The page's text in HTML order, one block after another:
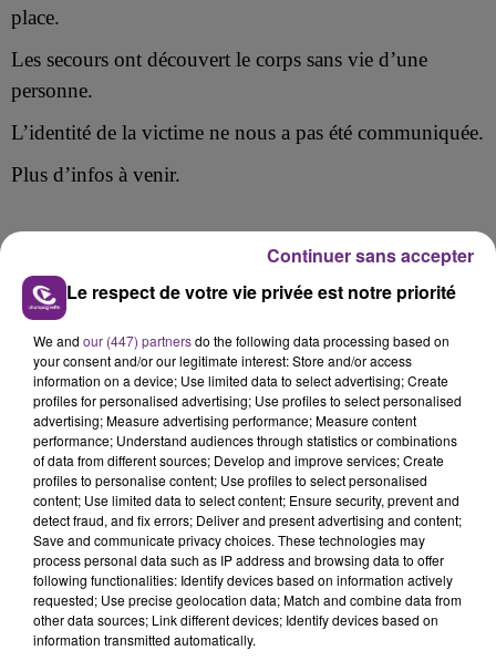
place.
Les secours ont découvert le corps sans vie d’une
personne.
L’identité de la victime ne nous a pas été communiquée.
Plus d’infos à venir.
FIL D'ACTU
11h06
JAMAIS SANS MON FRÈRE
Julien Fourel n'a plus donné signé de vie depuis 5
mois. Sa sœur poursuit ses recherches pour le
retrouver.
Le respect de votre vie privée est notre priorité
We and our (447) partnersdo the following data processing based on
your consent and/or our legitimate interest: Store and/or access
information on a device; Use limited data to select advertising; Create
profiles for personalised advertising; Use profiles to select personalised
advertising; Measure advertising performance; Measure content
performance; Understand audiences through statistics or combinations
of data from different sources; Develop and improve services; Create
profiles to personalise content; Use profiles to select personalised
content; Use limited data to select content; Ensure security, prevent and
detect fraud, and fix errors; Deliver and present advertising and content;
Save and communicate privacy choices. These technologies may
process personal data such as IP address and browsing data to offer
following functionalities: Identify devices based on information actively
requested; Use precise geolocation data; Match and combine data from
other data sources; Link different devices; Identify devices based on
information transmitted automatically.
Continuer sans accepter